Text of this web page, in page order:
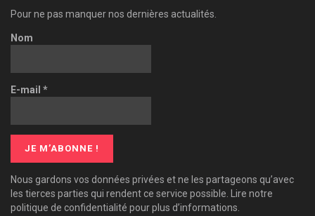
Pour ne pas manquer nos dernières actualités.
Nom
E-mail *
Nous gardons vos données privées et ne les partageons qu’avec
les tierces parties qui rendent ce service possible. Lire notre
politique de confidentialité pour plus d’informations.